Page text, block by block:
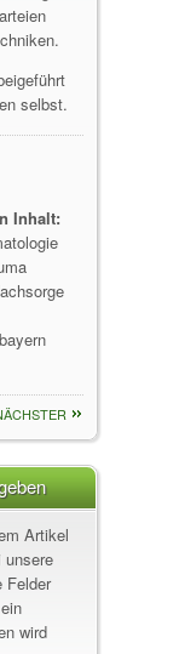
selbst.
Inhalt:
Artikel
unsere
Felder
wird